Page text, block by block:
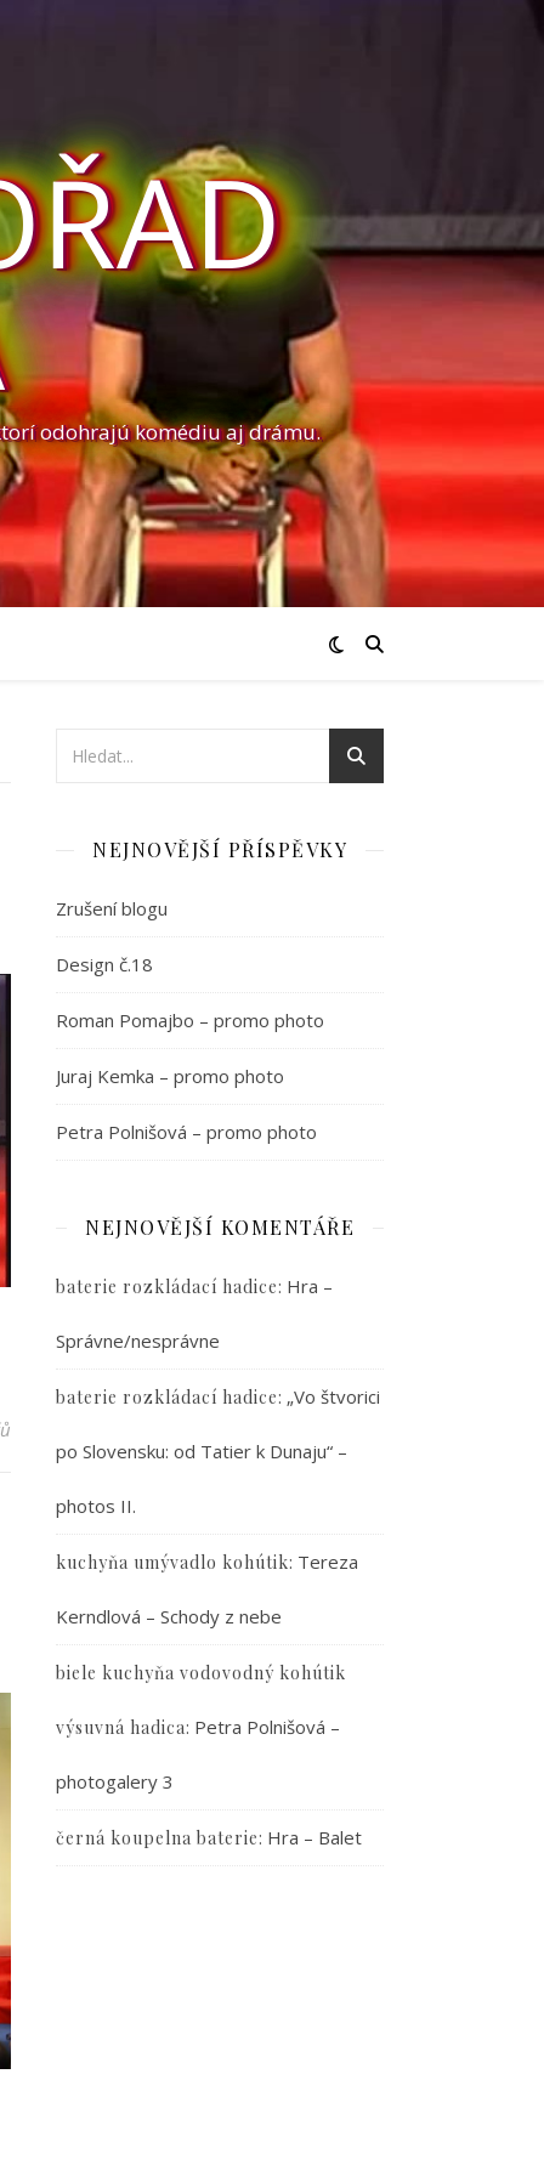
odohrajú komédiu aj drámu.
NEJNOVĚJŠÍ PŘÍSPĚVKY
Zrušení blogu
Design č.18
Roman Pomajbo – promo photo
Juraj Kemka – promo photo
Petra Polnišová – promo photo
NEJNOVĚJŠÍ KOMENTÁŘE
baterie rozkládací hadice: Hra –
Správne/nesprávne
baterie rozkládací hadice: „Vo štvorici
po Slovensku: od Tatier k Dunaju“ –
photos II.
kuchyňa umývadlo kohútik: Tereza
Kerndlová – Schody z nebe
biele kuchyňa vodovodný kohútik
výsuvná hadica: Petra Polnišová –
photogalery 3
černá koupelna baterie: Hra – Balet